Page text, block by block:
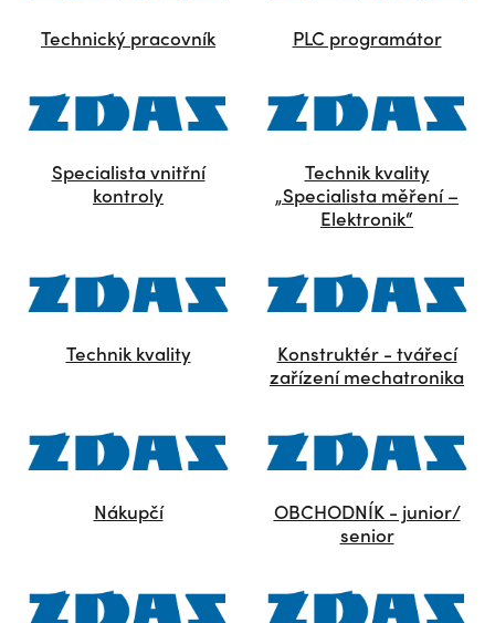
Technický pracovník PLC programátor
Specialista vnitřní
kontroly
Technik kvality
„Specialista měření –
Elektronik“
Technik kvality
Konstruktér - tvářecí
zařízení mechatronika
Nákupčí
OBCHODNÍK - junior/
senior